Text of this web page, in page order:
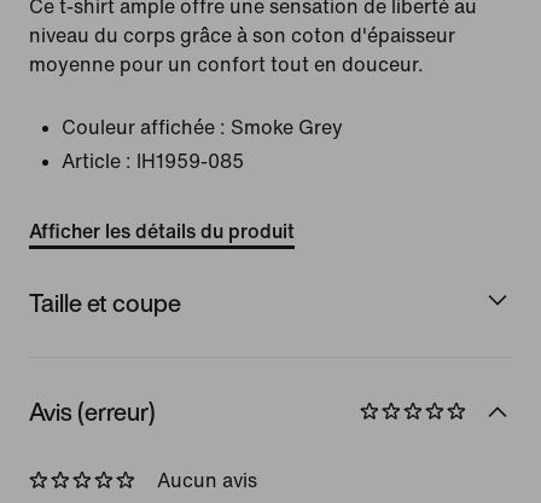
Ce t-shirt ample offre une sensation de liberté au
niveau du corps grâce à son coton d'épaisseur
moyenne pour un confort tout en douceur.
Couleur affichée : Smoke Grey
Article :
IH1959-085
Afficher les détails du produit
Taille et coupe
Avis (erreur)
Aucun avis